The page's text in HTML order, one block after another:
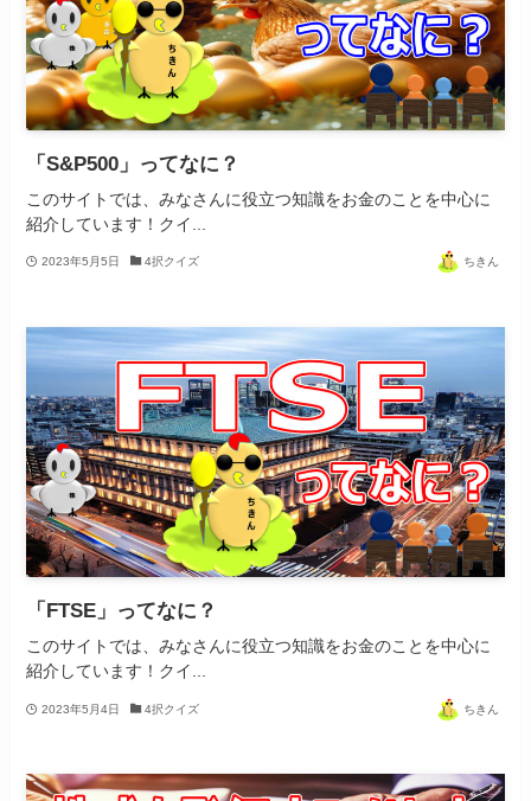
「S&P500」ってなに？
このサイトでは、みなさんに役立つ知識をお金のことを中心に
紹介しています！クイ...
2023年5月5日 4択クイズ ちきん
「FTSE」ってなに？
このサイトでは、みなさんに役立つ知識をお金のことを中心に
紹介しています！クイ...
2023年5月4日 4択クイズ ちきん